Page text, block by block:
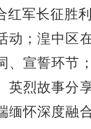
红军长征胜
动；湟中区
、宣誓环节
英烈故事分
缅怀深度融